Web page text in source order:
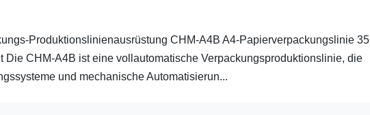
Produktionslinienausrüstung CHM-A4B A4-Papierverpackungslinie 35
Die CHM-A4B ist eine vollautomatische Verpackungsproduktionslinie, die
und mechanische Automatisierun...